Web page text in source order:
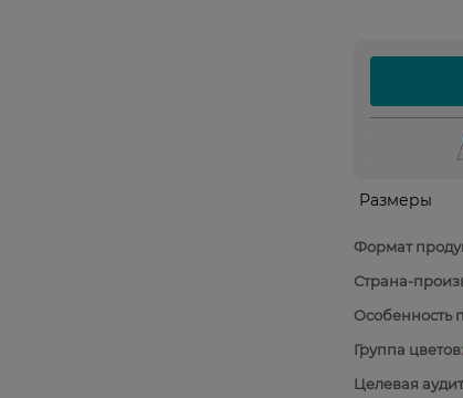
Размеры
Формат
Страна-
Особенность
Группа цветов:
Целевая